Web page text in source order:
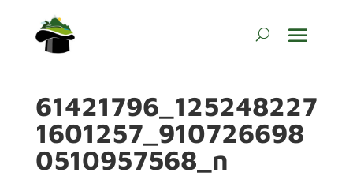
61421796_125248227
1601257_910726698
0510957568_n